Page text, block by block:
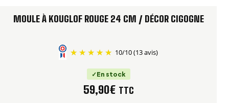
MOULE À KOUGLOF ROUGE 24 CM / DÉCOR CIGOGNE
10/10(13 avis)
En stock
59,90€ TTC